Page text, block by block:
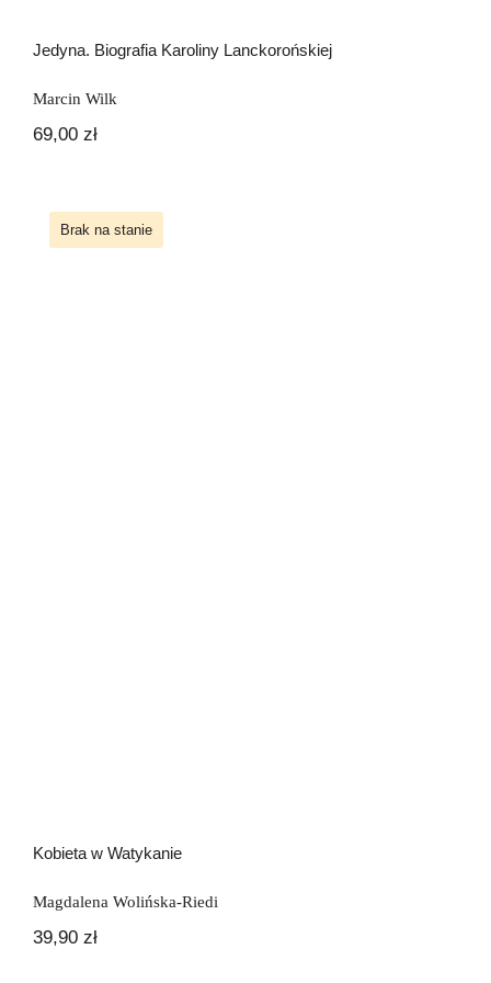
Jedyna. Biografia Karoliny Lanckorońskiej
Marcin Wilk
69,00 zł
Brak na stanie
Kobieta w Watykanie
Magdalena Wolińska-Riedi
39,90 zł